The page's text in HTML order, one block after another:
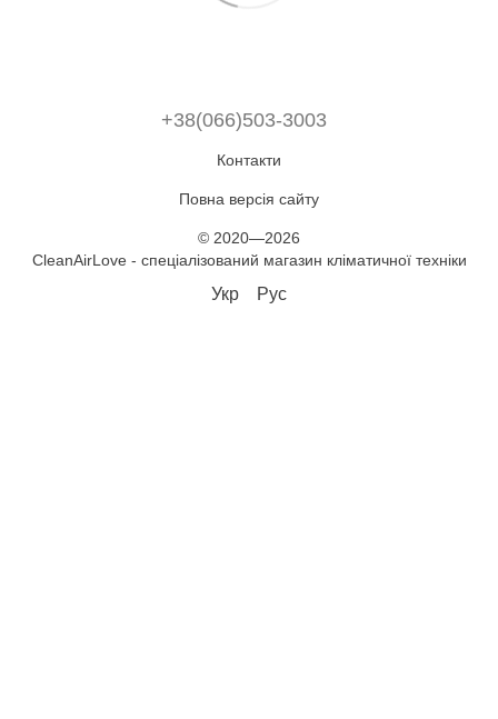
+38(066)503-3003
Контакти
Повна версія сайту
© 2020—2026
CleanAirLove - спеціалізований магазин кліматичної техніки
Укр Рус